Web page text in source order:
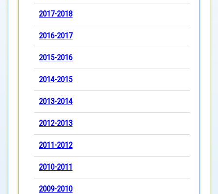
2017-2018
2016-2017
2015-2016
2014-2015
2013-2014
2012-2013
2011-2012
2010-2011
2009-2010